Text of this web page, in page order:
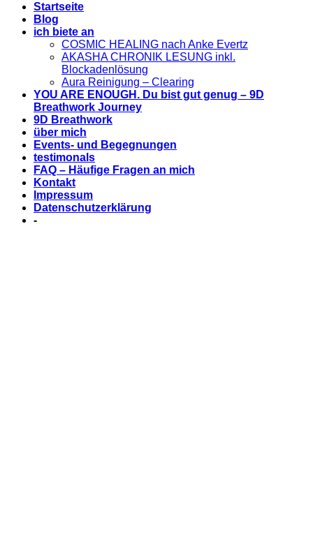
Startseite
Blog
ich biete an
COSMIC HEALING nach Anke Evertz
AKASHA CHRONIK LESUNG inkl.
Blockadenlösung
Aura Reinigung – Clearing
YOU ARE ENOUGH. Du bist gut genug – 9D
Breathwork Journey
9D Breathwork
über mich
Events- und Begegnungen
testimonals
FAQ – Häufige Fragen an mich
Kontakt
Impressum
Datenschutzerklärung
-